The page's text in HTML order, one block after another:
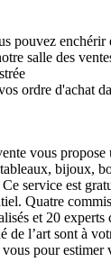
pouvez enchérir
salle des
ordre d'achat
vous propose
bijoux,
service est
Quatre
et 20
de l’art sont à
pour estimer